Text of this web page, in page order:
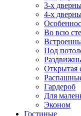
3-х
4-х
Во всю
Под
Открытая
Гардероб
Для
Эконом
Гостиные